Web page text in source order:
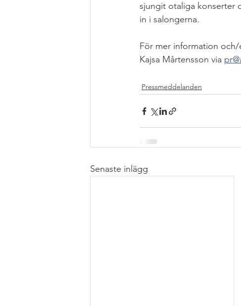
sjungit otaliga konserter
in i salongerna.
För mer information
Kajsa Mårtensson via
Pressmeddelanden
Senaste inlägg